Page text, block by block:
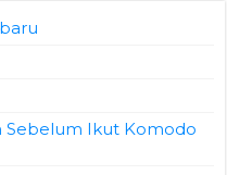
Sebelum Ikut Komodo